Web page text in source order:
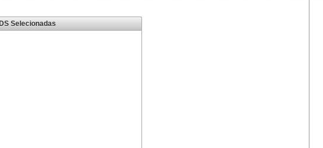
Selecionadas